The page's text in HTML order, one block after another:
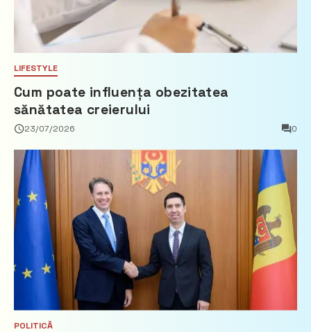
LIFESTYLE
Cum poate influența obezitatea
sănătatea creierului
23/07/2026 0
POLITICĂ